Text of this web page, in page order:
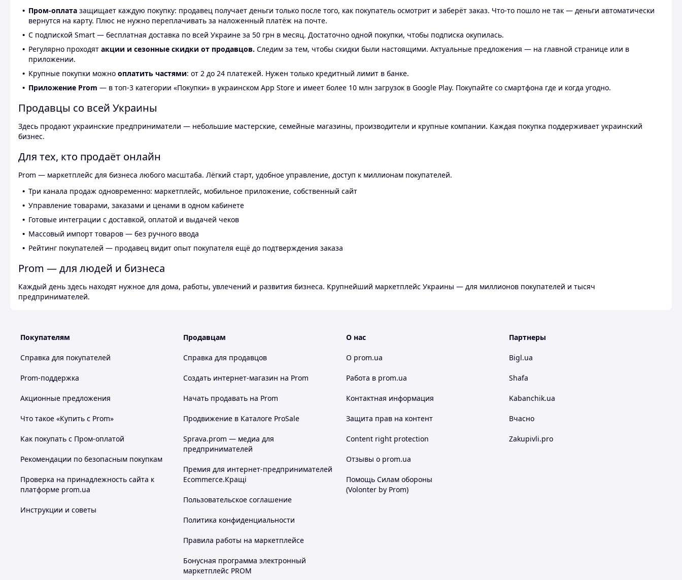
Пром-оплата защищает каждую покупку: продавец получает деньги только после того, как покупатель осмотрит и заберёт заказ. Что-то пошло не так — деньги автоматически
вернутся на карту. Плюс не нужно переплачивать за наложенный платёж на почте.
С подпиской Smart — бесплатная доставка по всей Украине за 50 грн в месяц. Достаточно одной покупки, чтобы подписка окупилась.
Регулярно проходят акции и сезонные скидки от продавцов. Следим за тем, чтобы скидки были настоящими. Актуальные предложения — на главной странице или в
приложении.
Крупные покупки можно оплатить частями: от 2 до 24 платежей. Нужен только кредитный лимит в банке.
Приложение Prom — в топ-3 категории «Покупки» в украинском App Store и имеет более 10 млн загрузок в Google Play. Покупайте со смартфона где и когда угодно.
Продавцы со всей Украины
Здесь продают украинские предприниматели — небольшие мастерские, семейные магазины, производители и крупные компании. Каждая покупка поддерживает украинский
бизнес.
Для тех, кто продаёт онлайн
Prom — маркетплейс для бизнеса любого масштаба. Лёгкий старт, удобное управление, доступ к миллионам покупателей.
Три канала продаж одновременно: маркетплейс, мобильное приложение, собственный сайт
Управление товарами, заказами и ценами в одном кабинете
Готовые интеграции с доставкой, оплатой и выдачей чеков
Массовый импорт товаров — без ручного ввода
Рейтинг покупателей — продавец видит опыт покупателя ещё до подтверждения заказа
Prom — для людей и бизнеса
Каждый день здесь находят нужное для дома, работы, увлечений и развития бизнеса. Крупнейший маркетплейс Украины — для миллионов покупателей и тысяч
предпринимателей.
Покупателям
Справка для покупателей
Prom-поддержка
Акционные предложения
Что такое «Купить с Prom»
Как покупать с Пром-оплатой
Рекомендации по безопасным покупкам
Проверка на принадлежность сайта к
платформе prom.ua
Инструкции и советы
Продавцам
Справка для продавцов
Создать интернет-магазин на Prom
Начать продавать на Prom
Продвижение в Каталоге ProSale
Sprava.prom — медиа для
предпринимателей
Премия для интернет-предпринимателей
Ecommerce.Кращі
Пользовательское соглашение
Политика конфиденциальности
Правила работы на маркетплейсе
Бонусная программа электронный
маркетплейс PROM
О нас
О prom.ua
Работа в prom.ua
Контактная информация
Защита прав на контент
Content right protection
Отзывы о prom.ua
Помощь Силам обороны
(Volonter by Prom)
Партнеры
Bigl.ua
Shafa
Kabanchik.ua
Вчасно
Zakupivli.pro